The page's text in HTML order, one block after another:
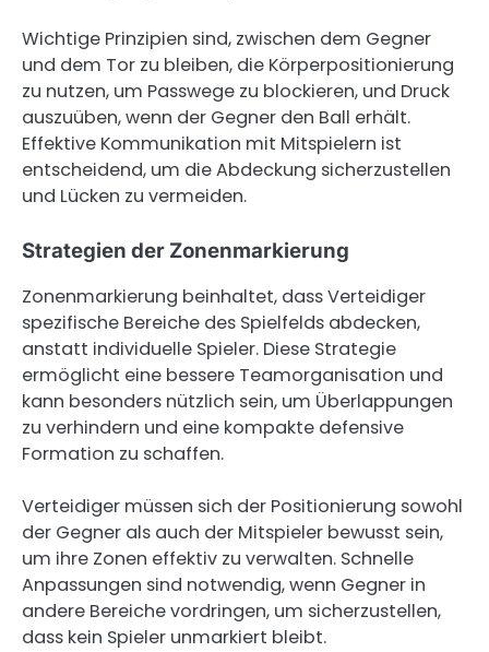
Wichtige Prinzipien sind, zwischen dem Gegner
und dem Tor zu bleiben, die Körperpositionierung
zu nutzen, um Passwege zu blockieren, und Druck
auszuüben, wenn der Gegner den Ball erhält.
Effektive Kommunikation mit Mitspielern ist
entscheidend, um die Abdeckung sicherzustellen
und Lücken zu vermeiden.
Strategien der Zonenmarkierung
Zonenmarkierung beinhaltet, dass Verteidiger
spezifische Bereiche des Spielfelds abdecken,
anstatt individuelle Spieler. Diese Strategie
ermöglicht eine bessere Teamorganisation und
kann besonders nützlich sein, um Überlappungen
zu verhindern und eine kompakte defensive
Formation zu schaffen.
Verteidiger müssen sich der Positionierung sowohl
der Gegner als auch der Mitspieler bewusst sein,
um ihre Zonen effektiv zu verwalten. Schnelle
Anpassungen sind notwendig, wenn Gegner in
andere Bereiche vordringen, um sicherzustellen,
dass kein Spieler unmarkiert bleibt.